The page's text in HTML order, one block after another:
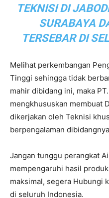
TEKNISI DI
SURABAYA
TERSEBAR DI
Melihat perkembangan
Tinggi sehingga tidak
mahir dibidang ini, maka
mengkhususkan membuat
dikerjakan oleh Teknisi
berpengalaman
Jangan tunggu perangkat
mempengaruhi hasil
maksimal, segera Hubungi
di seluruh Indonesia.